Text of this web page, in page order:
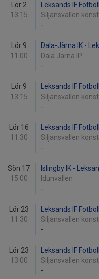
Lör 2
13:15
Leksands IF
Siljansvallen
-
Lör 9
11:00
Dala-Järna IK -
Dala Järna IP
-
Lör 9
13:15
Leksands IF
Siljansvallen
-
Lör 16
11:30
Leksands IF
Siljansvallen
-
Sön 17
15:00
Islingby IK -
Idunvallen
-
Lör 23
11:30
Leksands IF
Siljansvallen
-
Lör 23
13:00
Leksands IF
Siljansvallen
-